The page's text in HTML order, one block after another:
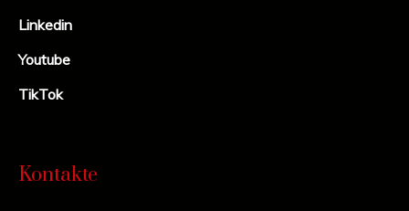
Linkedin
Youtube
TikTok
Kontakte